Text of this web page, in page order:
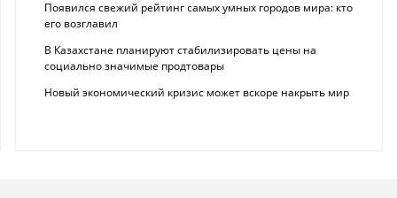
Появился свежий рейтинг самых умных городов мира: кто
его возглавил
В Казахстане планируют стабилизировать цены на
социально значимые продтовары
Новый экономический кризис может вскоре накрыть мир